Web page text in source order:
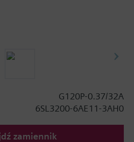
CU230P-2 BT. Panel nie
operatorskiego BOP-2 lub
wzrasta o 10 mm, a
G120P-0.37/32A
6SL3200-6AE11-3AH0
zamiennik